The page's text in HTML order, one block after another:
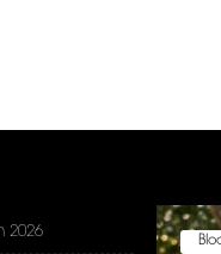
2026